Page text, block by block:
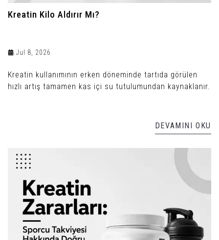
Kreatin Kilo Aldırır Mı?
Jul 8, 2026
Kreatin kullanımının erken döneminde tartıda görülen
hızlı artış tamamen kas içi su tutulumundan kaynaklanır.
DEVAMINI OKU